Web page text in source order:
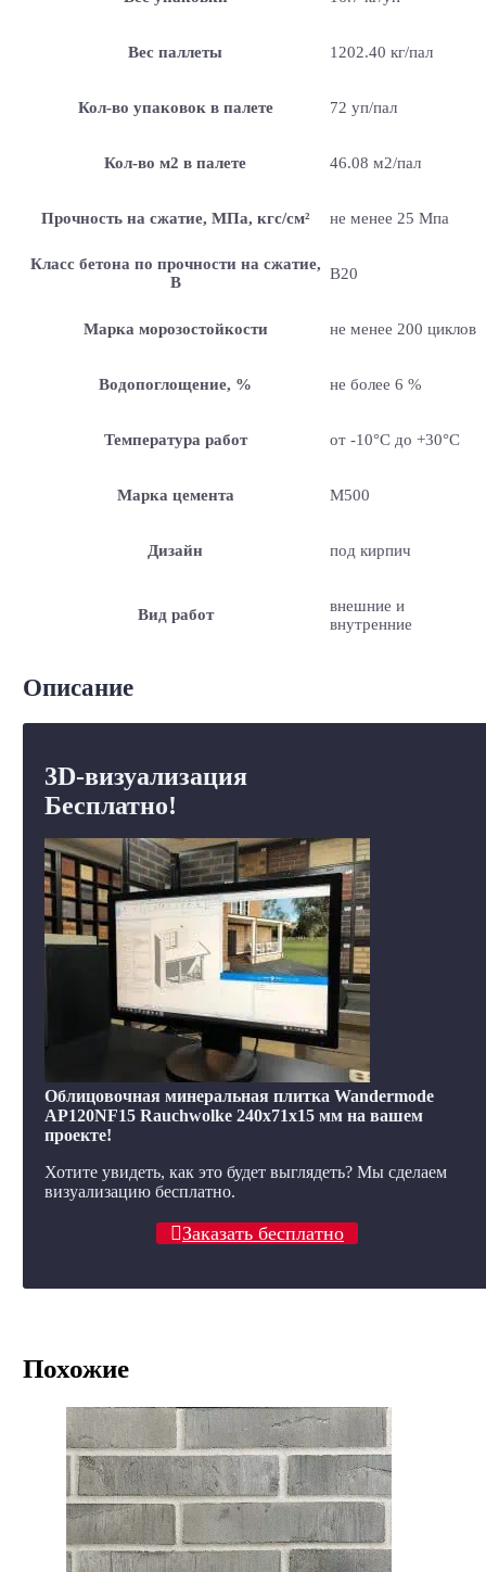
Вес паллеты 1202.40 кг/пал
Кол-во упаковок в палете 72 уп/пал
Кол-во м2 в палете 46.08 м2/пал
Прочность на сжатие, МПа, кгс/см² не менее 25 Мпа
Класс бетона по прочности на сжатие,
В
B20
Марка морозостойкости не менее 200 циклов
Водопоглощение, % не более 6 %
Температура работ от -10°C до +30°C
Марка цемента M500
Дизайн под кирпич
Вид работ
внешние и
внутренние
Описание
3D-визуализация
Бесплатно!
Облицовочная минеральная плитка Wandermode
AP120NF15 Rauchwolke 240x71x15 мм на вашем
проекте!
Хотите увидеть, как это будет выглядеть? Мы сделаем
визуализацию бесплатно.
Заказать бесплатно
Похожие